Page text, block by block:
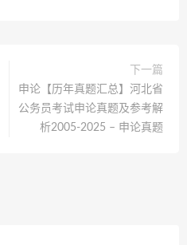
下一篇
申论【历年真题汇总】河北省
公务员考试申论真题及参考解
析2005-2025 – 申论真题